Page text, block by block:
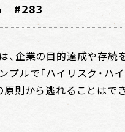
#283
、企業の目的達成や存続
プルで「ハイリスク・ハ
原則から逃れることは